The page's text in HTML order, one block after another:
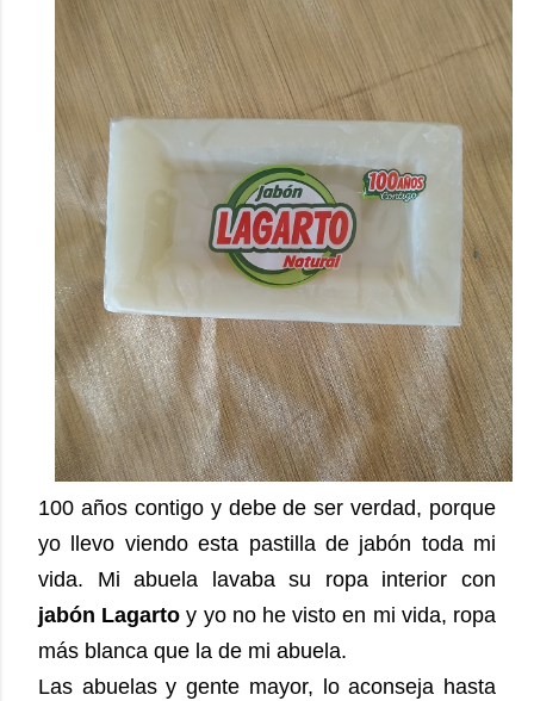
100 años contigo y debe de ser verdad, porque
yo llevo viendo esta pastilla de jabón toda mi
vida. Mi abuela lavaba su ropa interior con
jabón Lagarto y yo no he visto en mi vida, ropa
más blanca que la de mi abuela.
Las abuelas y gente mayor, lo aconseja hasta